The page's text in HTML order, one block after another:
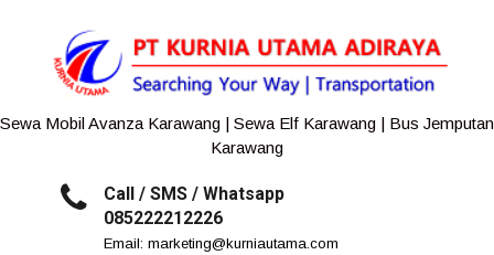
Sewa Mobil Avanza Karawang | Sewa Elf Karawang | Bus Jemputan
Karawang
Call / SMS / Whatsapp
085222212226
Email: marketing@kurniautama.com